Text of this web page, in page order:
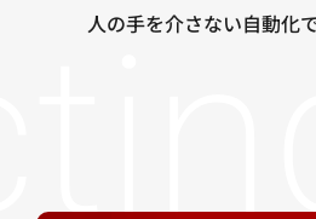
人の手を介さない自動化